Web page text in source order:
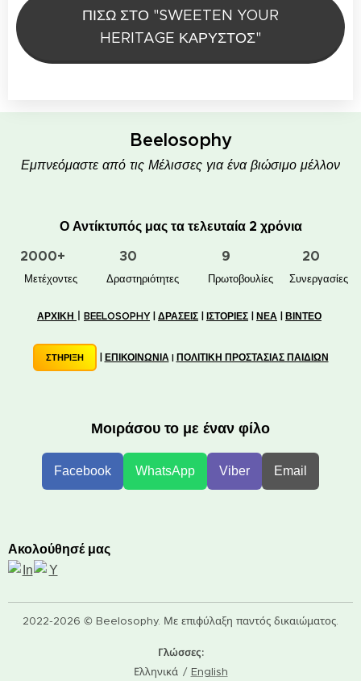
ΠΙΣΩ ΣΤΟ "SWEETEN YOUR
HERITAGE ΚΑΡΥΣΤΟΣ"
Beelosophy
Εμπνεόμαστε από τις Μέλισσες για ένα βιώσιμο μέλλον
Ο Αντίκτυπός μας τα τελευταία 2 χρόνια
2000+
👥 Μετέχοντες
30
✋📚 Δραστηριότητες
9
🐝🏠 Πρωτοβουλίες
20
🤝 Συνεργασίες
ΑΡΧΙΚΗ | BEELOSOPHY| ΔΡΑΣΕΙΣ ΙΣΤΟΡΙΕΣ ΝΕΑ ΒΙΝΤΕΟ
ΣΤΗΡΙΞΗ ΕΠΙΚΟΙΝΩΝΙΑ | ΠΟΛΙΤΙΚΗ ΠΡΟΣΤΑΣΙΑΣ ΠΑΙΔΙΩΝ
Μοιράσου το με έναν φίλο
Facebook WhatsApp Viber Email
Ακολούθησέ μας
2022-2026 © Beelosophy. Με επιφύλαξη παντός δικαιώματος.
Γλώσσες
Ελληνικά
English